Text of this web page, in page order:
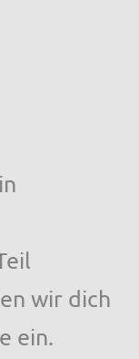
wir dich
ein.